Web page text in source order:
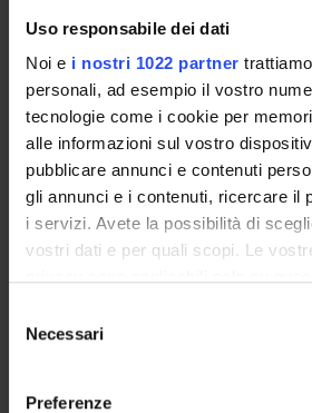
Uso responsabile dei dati
Noi e i nostri 1022 partner
personali, ad esempio il vostro
tecnologie come i cookie per
alle informazioni sul vostro
pubblicare annunci e contenuti
gli annunci e i contenuti, ricercare il
i servizi. Avete la possibilità di
vostri dati e per quali scopi. Le
modificare o revocare il proprio
momento dalla Dichiarazione sui
delNecessari
Preferenze
Referente
Daniele Artoni
Referente esterno
Data pubblicazione
29 gennaio 2025
DOTTORATI DI RICERCA E